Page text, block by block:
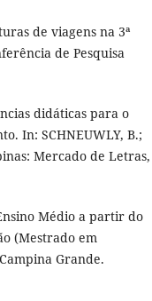
de viagens na 3ª
de Pesquisa
didáticas para o
In: SCHNEUWLY, B.;
Mercado de Letras,
Médio a partir do
(Mestrado em
Grande.